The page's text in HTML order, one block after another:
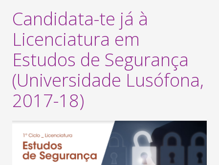
Candidata-te já à
Licenciatura em
Estudos de Segurança
(Universidade Lusófona,
2017-18)